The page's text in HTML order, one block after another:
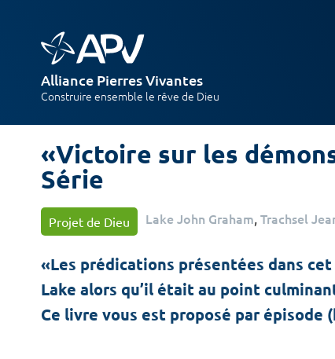
Alliance Pierres Vivantes
Construire ensemble le rêve de Dieu
«Victoire sur les
Série
Projet de Dieu Lake John Graham Trachsel
«Les prédications présentées dans
Lake alors qu’il était au point
Ce livre vous est proposé par épisode